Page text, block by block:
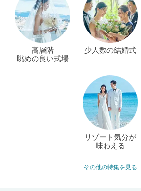
高層階
眺めの良い式場
少人数の結婚式
リゾート気分が
味わえる
その他の特集を見る